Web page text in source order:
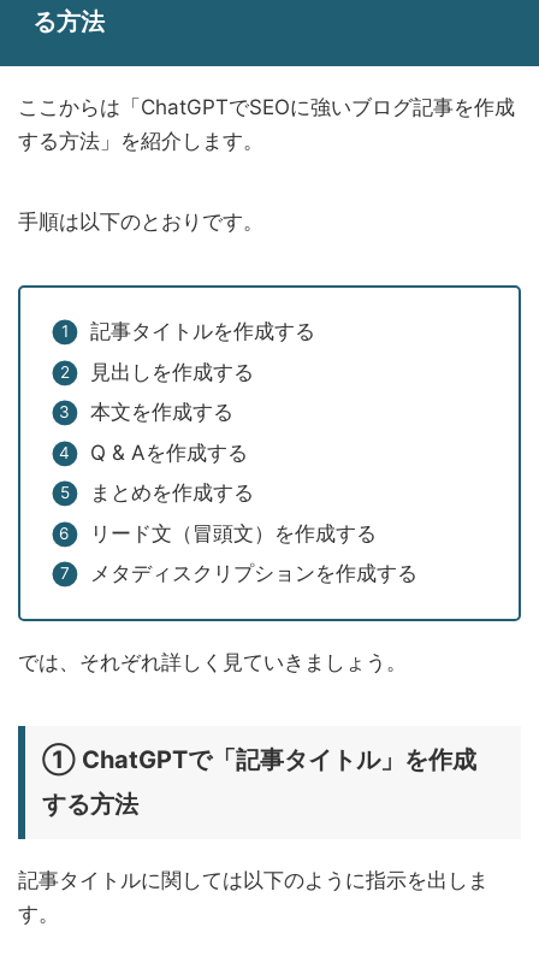
る方法
ここからは「ChatGPTでSEOに強いブログ記事を作成
する方法」を紹介します。
手順は以下のとおりです。
記事タイトルを作成する
見出しを作成する
本文を作成する
Q & Aを作成する
まとめを作成する
リード文（冒頭文）を作成する
メタディスクリプションを作成する
では、それぞれ詳しく見ていきましょう。
① ChatGPTで「記事タイトル」を作成
する方法
記事タイトルに関しては以下のように指示を出しま
す。